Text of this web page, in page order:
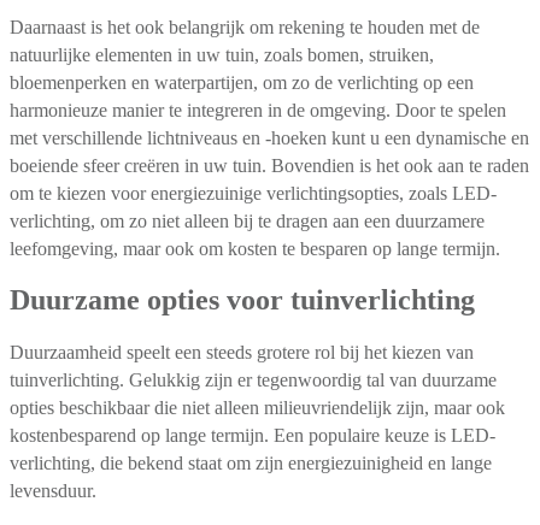
Daarnaast is het ook belangrijk om rekening te houden met de
natuurlijke elementen in uw tuin, zoals bomen, struiken,
bloemenperken en waterpartijen, om zo de verlichting op een
harmonieuze manier te integreren in de omgeving. Door te spelen
met verschillende lichtniveaus en -hoeken kunt u een dynamische en
boeiende sfeer creëren in uw tuin. Bovendien is het ook aan te raden
om te kiezen voor energiezuinige verlichtingsopties, zoals LED-
verlichting, om zo niet alleen bij te dragen aan een duurzamere
leefomgeving, maar ook om kosten te besparen op lange termijn.
Duurzame opties voor tuinverlichting
Duurzaamheid speelt een steeds grotere rol bij het kiezen van
tuinverlichting. Gelukkig zijn er tegenwoordig tal van duurzame
opties beschikbaar die niet alleen milieuvriendelijk zijn, maar ook
kostenbesparend op lange termijn. Een populaire keuze is LED-
verlichting, die bekend staat om zijn energiezuinigheid en lange
levensduur.